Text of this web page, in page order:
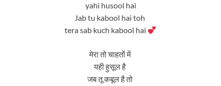
yahi husool hai
Jab tu kabool hai toh
tera sab kuch kabool hai
मेरा तो चाहतों में
यही हुसूल है
जब तू कबूल है तो